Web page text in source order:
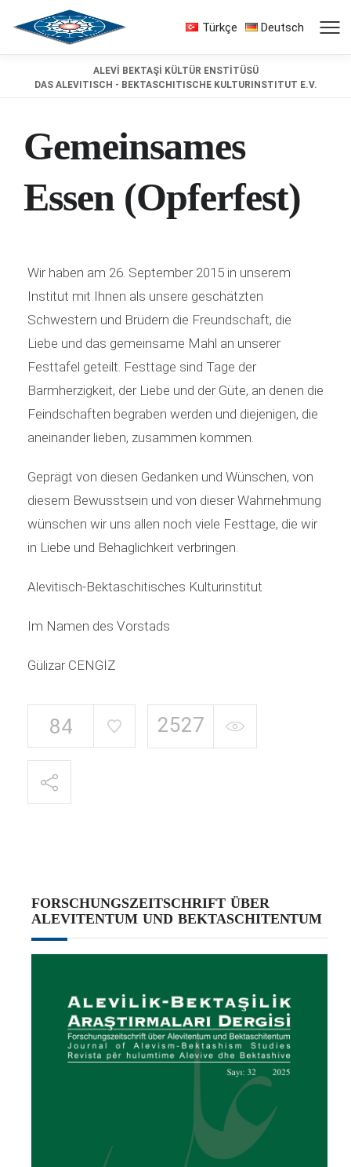
Türkçe Deutsch
ALEVİ BEKTAŞİ KÜLTÜR ENSTİTÜSÜ
DAS ALEVITISCH - BEKTASCHITISCHE KULTURINSTITUT E.V.
Gemeinsames
Essen (Opferfest)
Wir haben am 26. September 2015 in unserem
Institut mit Ihnen als unsere geschätzten
Schwestern und Brüdern die Freundschaft, die
Liebe und das gemeinsame Mahl an unserer
Festtafel geteilt. Festtage sind Tage der
Barmherzigkeit, der Liebe und der Güte, an denen die
Feindschaften begraben werden und diejenigen, die
aneinander lieben, zusammen kommen.
Geprägt von diesen Gedanken und Wünschen, von
diesem Bewusstsein und von dieser Wahrnehmung
wünschen wir uns allen noch viele Festtage, die wir
in Liebe und Behaglichkeit verbringen.
Alevitisch-Bektaschitisches Kulturinstitut
Im Namen des Vorstads
Gülizar CENGİZ
84 2527
FORSCHUNGSZEITSCHRIFT ÜBER
ALEVITENTUM UND BEKTASCHITENTUM